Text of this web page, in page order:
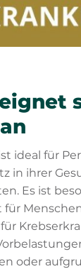
ideal für
in ihrer
Es ist
oder